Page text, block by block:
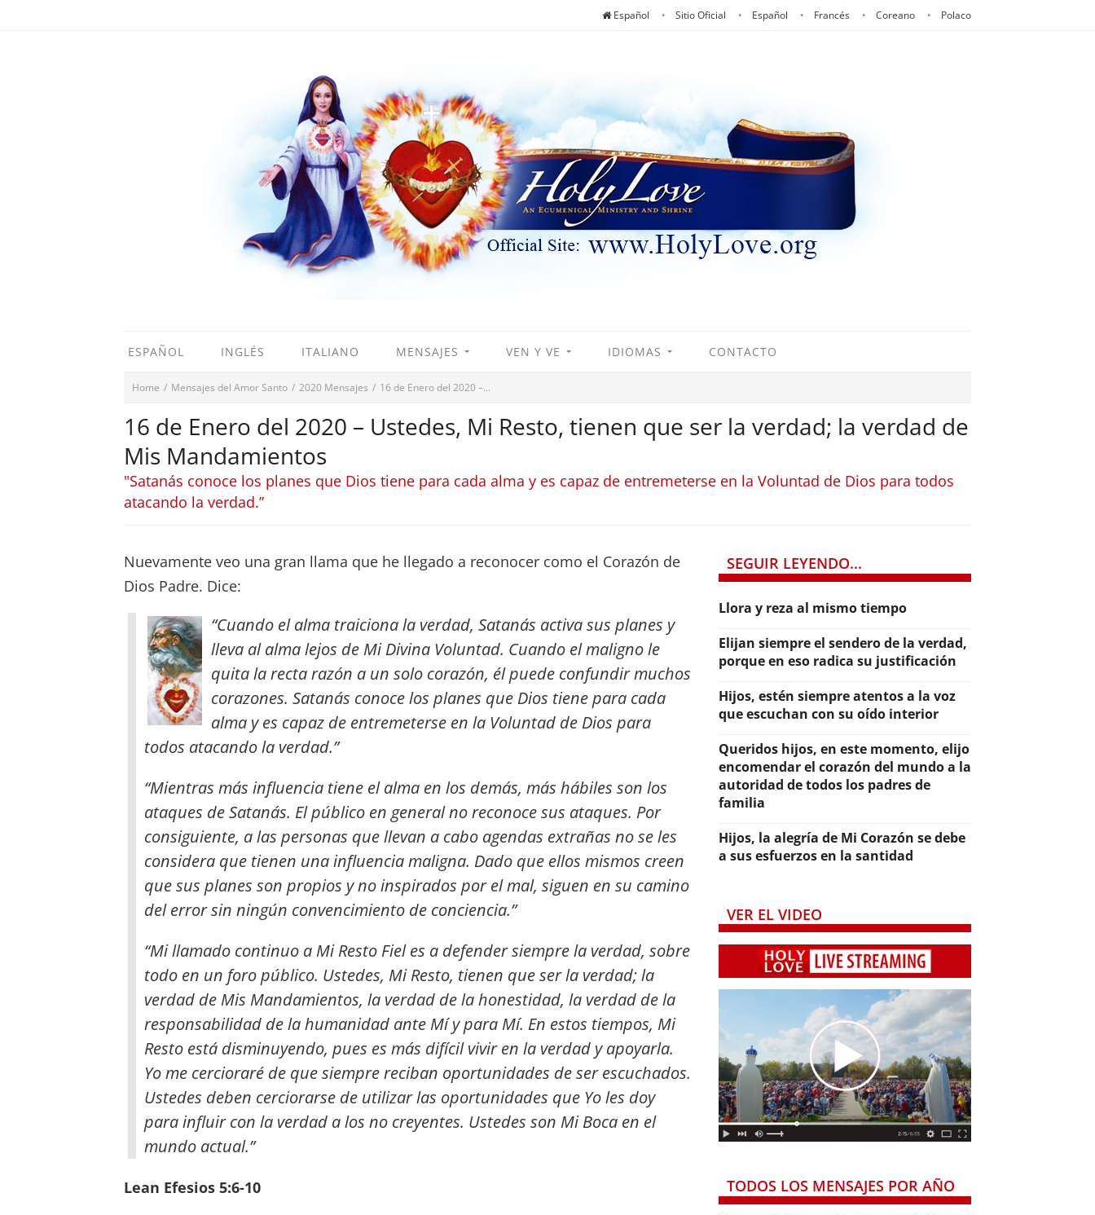
Español Sitio Oficial Español Francés Coreano Polaco
ESPAÑOL INGLÉS ITALIANO MENSAJES VEN Y VE IDIOMAS CONTACTO
Home / Mensajes del Amor Santo / 2020 Mensajes / 16 de Enero del 2020 –...
16 de Enero del 2020 – Ustedes, Mi Resto, tienen que ser la verdad; la verdad de
Mis Mandamientos
"Satanás conoce los planes que Dios tiene para cada alma y es capaz de entremeterse en la Voluntad de Dios para todos
atacando la verdad.”
Nuevamente veo una gran llama que he llegado a reconocer como el Corazón de
Dios Padre. Dice:
“Cuando el alma traiciona la verdad, Satanás activa sus planes y
lleva al alma lejos de Mi Divina Voluntad. Cuando el maligno le
quita la recta razón a un solo corazón, él puede confundir muchos
corazones. Satanás conoce los planes que Dios tiene para cada
alma y es capaz de entremeterse en la Voluntad de Dios para
todos atacando la verdad.”
“Mientras más influencia tiene el alma en los demás, más hábiles son los
ataques de Satanás. El público en general no reconoce sus ataques. Por
consiguiente, a las personas que llevan a cabo agendas extrañas no se les
considera que tienen una influencia maligna. Dado que ellos mismos creen
que sus planes son propios y no inspirados por el mal, siguen en su camino
del error sin ningún convencimiento de conciencia.”
“Mi llamado continuo a Mi Resto Fiel es a defender siempre la verdad, sobre
todo en un foro público. Ustedes, Mi Resto, tienen que ser la verdad; la
verdad de Mis Mandamientos, la verdad de la honestidad, la verdad de la
responsabilidad de la humanidad ante Mí y para Mí. En estos tiempos, Mi
Resto está disminuyendo, pues es más difícil vivir en la verdad y apoyarla.
Yo me cercioraré de que siempre reciban oportunidades de ser escuchados.
Ustedes deben cerciorarse de utilizar las oportunidades que Yo les doy
para influir con la verdad a los no creyentes. Ustedes son Mi Boca en el
mundo actual.”
Lean Efesios 5:6-10
SEGUIR LEYENDO...
Llora y reza al mismo tiempo
Elijan siempre el sendero de la verdad,
porque en eso radica su justificación
Hijos, estén siempre atentos a la voz
que escuchan con su oído interior
Queridos hijos, en este momento, elijo
encomendar el corazón del mundo a la
autoridad de todos los padres de
familia
Hijos, la alegría de Mi Corazón se debe
a sus esfuerzos en la santidad
VER EL VIDEO
TODOS LOS MENSAJES POR AÑO